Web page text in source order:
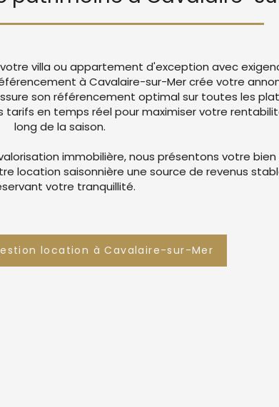
villa ou appartement d'exception avec
à Cavalaire-sur-Mer crée votre
son référencement optimal sur toutes les
tarifs en temps réel pour maximiser votre
long de la saison.
immobilière, nous présentons votre bien
location saisonnière une source de revenus
votre tranquillité.
location à Cavalaire-sur-Mer